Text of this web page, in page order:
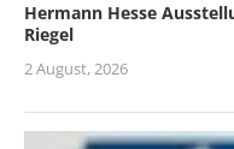
Hermann Hesse
Riegel
2 August, 2026